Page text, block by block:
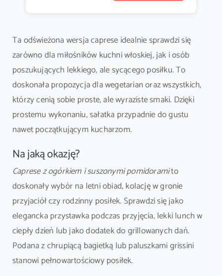
Ta odświeżona wersja caprese idealnie sprawdzi się
zarówno dla miłośników kuchni włoskiej, jak i osób
poszukujących lekkiego, ale sycącego posiłku. To
doskonała propozycja dla wegetarian oraz wszystkich,
którzy cenią sobie proste, ale wyraziste smaki. Dzięki
prostemu wykonaniu, sałatka przypadnie do gustu
nawet początkującym kucharzom.
Na jaką okazję?
Caprese z ogórkiem i suszonymi pomidoramito
doskonały wybór na letni obiad, kolację w gronie
przyjaciół czy rodzinny posiłek. Sprawdzi się jako
elegancka przystawka podczas przyjęcia, lekki lunch w
ciepły dzień lub jako dodatek do grillowanych dań.
Podana z chrupiącą bagietką lub paluszkami grissini
stanowi pełnowartościowy posiłek.